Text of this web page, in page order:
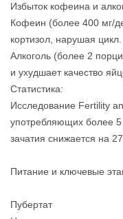
Избыток кофеина и
Кофеин (более 400 мг/
кортизол, нарушая цикл.
Алкоголь (более 2
и ухудшает качество
Статистика:
Исследование Fertility
употребляющих более
зачатия снижается на
Питание и ключевые
Пубертат